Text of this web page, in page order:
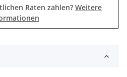
Raten zahlen? Weitere